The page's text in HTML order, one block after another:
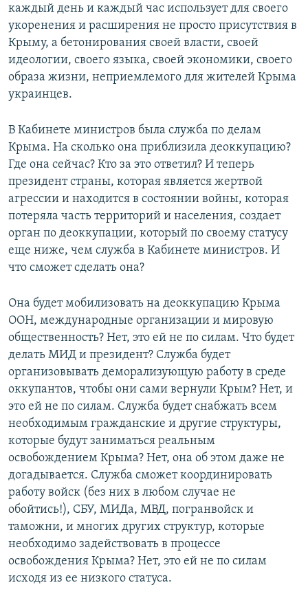
каждый день и каждый час использует для своего
укоренения и расширения не просто присутствия в
Крыму, а бетонирования своей власти, своей
идеологии, своего языка, своей экономики, своего
образа жизни, неприемлемого для жителей Крыма
украинцев.
В Кабинете министров была служба по делам
Крыма. На сколько она приблизила деоккупацию?
Где она сейчас? Кто за это ответил? И теперь
президент страны, которая является жертвой
агрессии и находится в состоянии войны, которая
потеряла часть территорий и населения, создает
орган по деоккупации, который по своему статусу
еще ниже, чем служба в Кабинете министров. И
что сможет сделать она?
Она будет мобилизовать на деоккупацию Крыма
ООН, международные организации и мировую
общественность? Нет, это ей не по силам. Что будет
делать МИД и президент? Служба будет
организовывать деморализующую работу в среде
оккупантов, чтобы они сами вернули Крым? Нет, и
это ей не по силам. Служба будет снабжать всем
необходимым гражданские и другие структуры,
которые будут заниматься реальным
освобождением Крыма? Нет, она об этом даже не
догадывается. Служба сможет координировать
работу войск (без них в любом случае не
обойтись!), СБУ, МИДа, МВД, погранвойск и
таможни, и многих других структур, которые
необходимо задействовать в процессе
освобождения Крыма? Нет, это ей не по силам
исходя из ее низкого статуса.